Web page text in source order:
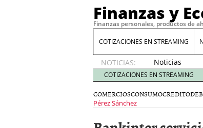
Finanzas y
Finanzas personales, productos de
COTIZACIONES EN STREAMING
NOTICIAS:
Noticias
de XRP
por qué
las
whales
COTIZACIONES EN STREAMING
COMERCIOSCONSUMOCREDITO
Pérez Sánchez